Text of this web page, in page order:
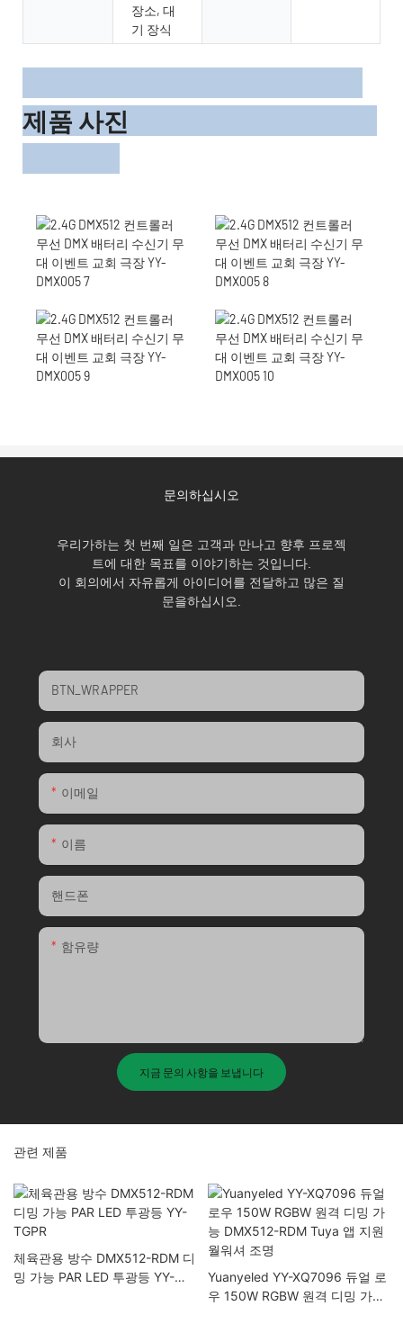
장소, 대
기 장식
제품 사진
문의하십시오
우리가하는 첫 번째 일은 고객과 만나고 향후 프로젝
트에 대한 목표를 이야기하는 것입니다.
이 회의에서 자유롭게 아이디어를 전달하고 많은 질
문을하십시오.
BTN_WRAPPER
회사
이메일
이름
핸드폰
함유량
지금 문의 사항을 보냅니다
관련 제품
체육관용 방수 DMX512-RDM 디
밍 가능 PAR LED 투광등 YY-
Yuanyeled YY-XQ7096 듀얼 로
우 150W RGBW 원격 디밍 가능